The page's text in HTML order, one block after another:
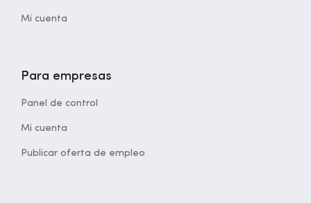
Mi cuenta
Para empresas
Panel de control
Mi cuenta
Publicar oferta de empleo